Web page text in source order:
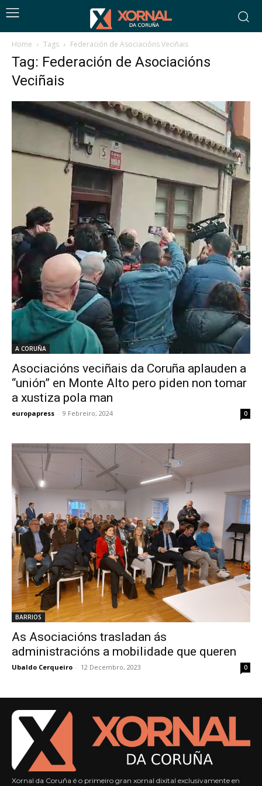
Home Tags Federación de Asociacións Veciñais
Tag: Federación de Asociacións
Veciñais
A CORUÑA
Asociacións veciñais da Coruña aplauden a
“unión” en Monte Alto pero piden non tomar
a xustiza pola man
europapress - 9 Febreiro, 2024 0
BARRIOS
As Asociacións trasladan ás
administracións a mobilidade que queren
Ubaldo Cerqueiro - 12 Decembro, 2023 0
Xornal da Coruña é o primeiro gran xornal dixital exclusivamente en